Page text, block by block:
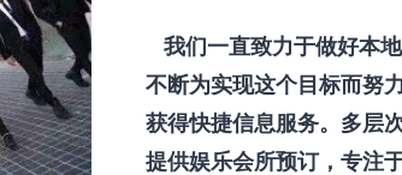
我们一直致力于做好本
不断为实现这个目标而努
获得快捷信息服务。多层
提供娱乐会所预订，专注